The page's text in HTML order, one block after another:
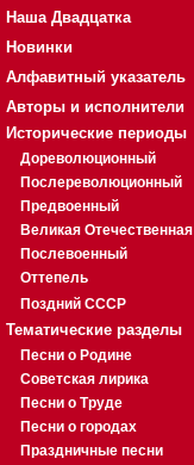
Наша Двадцатка
Новинки
Алфавитный указатель
Авторы и исполнители
Исторические периоды
Дореволюционный
Послереволюционный
Предвоенный
Великая Отечественная
Послевоенный
Оттепель
Поздний СССР
Тематические разделы
Песни о Родине
Советская лирика
Песни о Труде
Песни о городах
Праздничные песни